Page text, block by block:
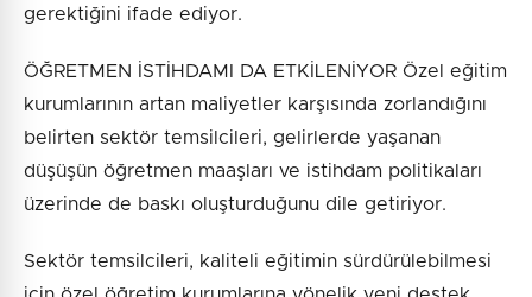
gerektiğini ifade ediyor.
ÖĞRETMEN İSTİHDAMI DA ETKİLENİYOR Özel eğitim
kurumlarının artan maliyetler karşısında zorlandığını
belirten sektör temsilcileri, gelirlerde yaşanan
düşüşün öğretmen maaşları ve istihdam politikaları
üzerinde de baskı oluşturduğunu dile getiriyor.
Sektör temsilcileri, kaliteli eğitimin sürdürülebilmesi